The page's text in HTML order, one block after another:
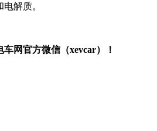
解质。
网官方微信（xevcar）！